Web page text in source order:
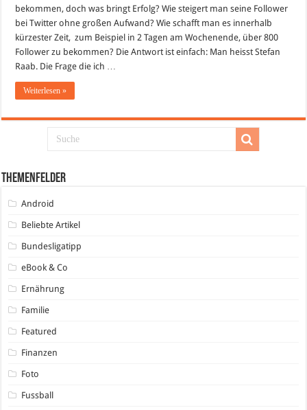
bekommen, doch was bringt Erfolg? Wie steigert man seine Follower
bei Twitter ohne großen Aufwand? Wie schafft man es innerhalb
kürzester Zeit, zum Beispiel in 2 Tagen am Wochenende, über 800
Follower zu bekommen? Die Antwort ist einfach: Man heisst Stefan
Raab. Die Frage die ich …
Weiterlesen »
Themenfelder
Android
Beliebte Artikel
Bundesligatipp
eBook & Co
Ernährung
Familie
Featured
Finanzen
Foto
Fussball